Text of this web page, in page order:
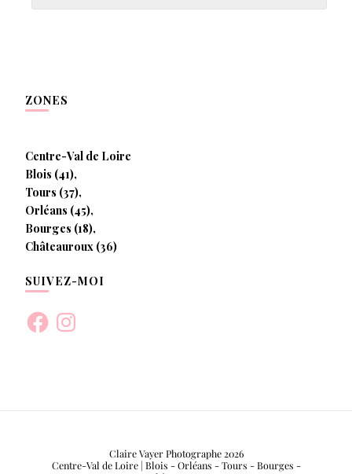
ZONES
Centre-Val de Loire
Blois (41),
Tours (37),
Orléans (45),
Bourges (18),
Châteauroux (36)
SUIVEZ-MOI
FacebookInstagram
Claire Vayer Photographe 2026
Centre-Val de Loire | Blois - Orléans - Tours - Bourges -